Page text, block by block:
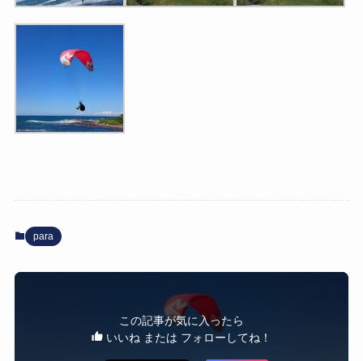
para
この記事が気に入ったら
いいね または フォローしてね！